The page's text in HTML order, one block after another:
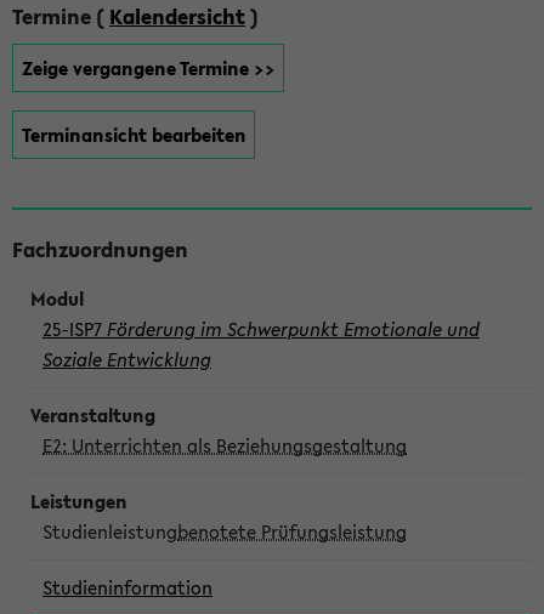
Termine ( Kalendersicht)
Zeige vergangene Termine >>
Terminansicht bearbeiten
Fachzuordnungen
25-ISP7Förderung im Schwerpunkt Emotionale und
Soziale Entwicklung
E2: Unterrichten als Beziehungsgestaltung
Studienleistungbenotete Prüfungsleistung
Studieninformation